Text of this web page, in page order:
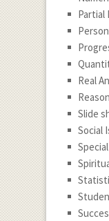
Partial
Real
Slide
Social